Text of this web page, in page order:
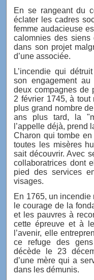
En se rangeant du
éclater les cadres
femme audacieuse
calomnies des
dans son projet
d’une associée.
L’incendie qui
son engagement
deux compagnes de
2 février 1745, à tout
plus grand nombre
ans plus tard, la
l’appelle déjà, prend
Charon qui tombe
toutes les misères
sait découvrir. Avec
collaboratrices dont
pied des services
visages.
En 1765, un incendie
le courage de la
et les pauvres à
cette épreuve et à
l’avenir, elle
ce refuge des
décède le 23
d’une mère qui a
dans les démunis.